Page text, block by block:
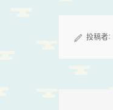
投稿者: